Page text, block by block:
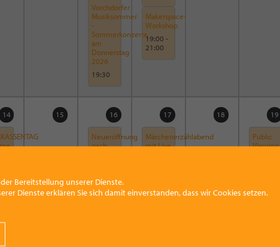
Vorchdorfer
Musiksommer
-
Sommerkonzerte
am
Donnerstag
2026
19:30
Makerspace-
Workshop
19:00 -
21:00
14 15 16
Neueröffnung
nach
GEMMA
17
Märchenerzählabend
mit Live
2026
18 19
Public
Viewing
Bereitstellung unserer Dienste.
Dienste erklären Sie sich damit einverstanden, dass wir Cookies setzen.